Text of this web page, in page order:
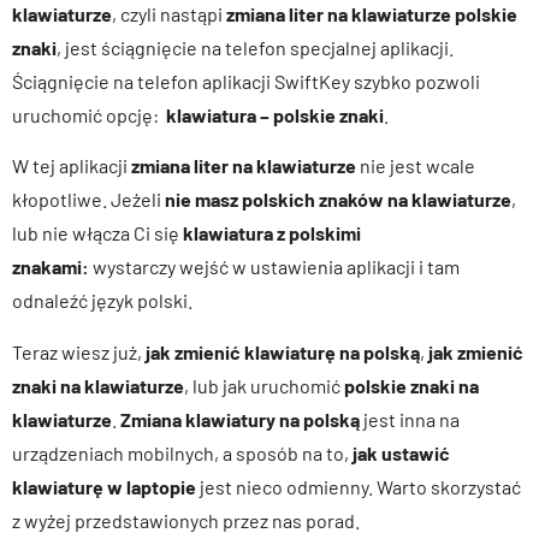
klawiaturze, czyli nastąpi zmiana liter na klawiaturze polskie
znaki, jest ściągnięcie na telefon specjalnej aplikacji.
Ściągnięcie na telefon aplikacji SwiftKey szybko pozwoli
uruchomić opcję: klawiatura – polskie znaki
W tej aplikacji zmiana liter na klawiaturze nie jest wcale
kłopotliwe. Jeżeli nie masz polskich znaków na klawiaturze,
lub nie włącza Ci się klawiatura z polskimi
znakami: wystarczy wejść w ustawienia aplikacji i tam
odnaleźć język polski.
Teraz wiesz już, jak zmienić klawiaturę na polską, jak zmienić
znaki na klawiaturze, lub jak uruchomićpolskie znaki na
klawiaturze Zmiana klawiatury na polską jest inna na
urządzeniach mobilnych, a sposób na to, jak ustawić
klawiaturę w laptopie jest nieco odmienny. Warto skorzystać
z wyżej przedstawionych przez nas porad.